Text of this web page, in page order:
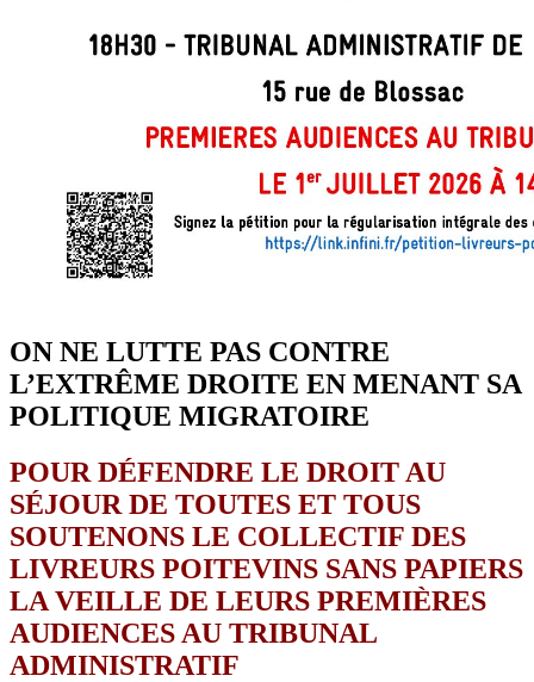
ON NE LUTTE PAS CONTRE
L’EXTRÊME DROITE EN MENANT SA
POLITIQUE MIGRATOIRE
POUR DÉFENDRE LE DROIT AU
SÉJOUR DE TOUTES ET TOUS
SOUTENONS LE COLLECTIF DES
LIVREURS POITEVINS SANS PAPIERS
LA VEILLE DE LEURS PREMIÈRES
AUDIENCES AU TRIBUNAL
ADMINISTRATIF